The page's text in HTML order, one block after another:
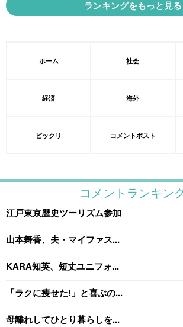
ランキングをもっと見る
ホーム 社会
経済 海外
ビックリ コメントポスト